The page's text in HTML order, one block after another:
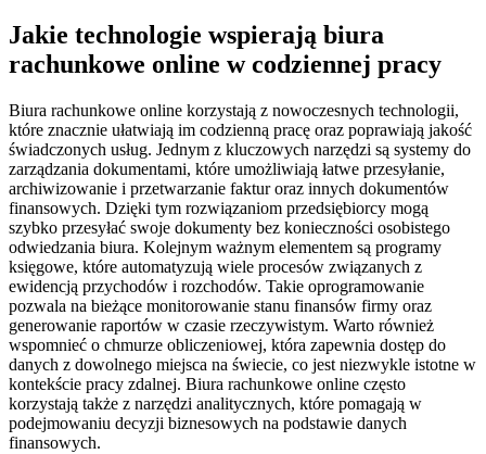
Jakie technologie wspierają biura
rachunkowe online w codziennej pracy
Biura rachunkowe online korzystają z nowoczesnych technologii,
które znacznie ułatwiają im codzienną pracę oraz poprawiają jakość
świadczonych usług. Jednym z kluczowych narzędzi są systemy do
zarządzania dokumentami, które umożliwiają łatwe przesyłanie,
archiwizowanie i przetwarzanie faktur oraz innych dokumentów
finansowych. Dzięki tym rozwiązaniom przedsiębiorcy mogą
szybko przesyłać swoje dokumenty bez konieczności osobistego
odwiedzania biura. Kolejnym ważnym elementem są programy
księgowe, które automatyzują wiele procesów związanych z
ewidencją przychodów i rozchodów. Takie oprogramowanie
pozwala na bieżące monitorowanie stanu finansów firmy oraz
generowanie raportów w czasie rzeczywistym. Warto również
wspomnieć o chmurze obliczeniowej, która zapewnia dostęp do
danych z dowolnego miejsca na świecie, co jest niezwykle istotne w
kontekście pracy zdalnej. Biura rachunkowe online często
korzystają także z narzędzi analitycznych, które pomagają w
podejmowaniu decyzji biznesowych na podstawie danych
finansowych.